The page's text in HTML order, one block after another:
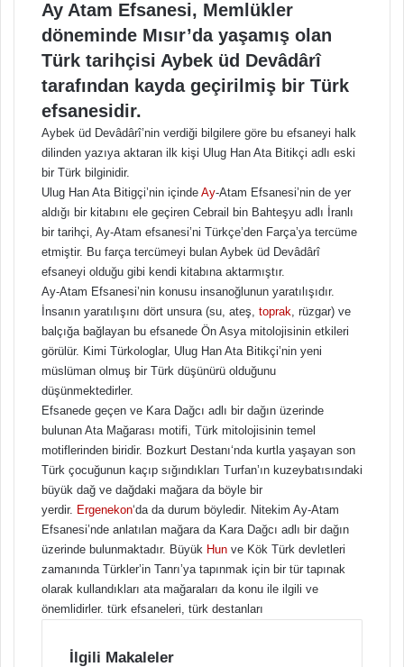
Ay Atam Efsanesi, Memlükler
döneminde Mısır’da yaşamış olan
Türk tarihçisi Aybek üd Devâdârî
tarafından kayda geçirilmiş bir Türk
efsanesidir.
Aybek üd Devâdârî’nin verdiği bilgilere göre bu efsaneyi halk
dilinden yazıya aktaran ilk kişi Ulug Han Ata Bitikçi adlı eski
bir Türk bilginidir.
Ulug Han Ata Bitigçi’nin içinde Ay-Atam Efsanesi’nin de yer
aldığı bir kitabını ele geçiren Cebrail bin Bahteşyu adlı İranlı
bir tarihçi, Ay-Atam efsanesi’ni Türkçe’den Farça’ya tercüme
etmiştir. Bu farça tercümeyi bulan Aybek üd Devâdârî
efsaneyi olduğu gibi kendi kitabına aktarmıştır.
Ay-Atam Efsanesi’nin konusu insanoğlunun yaratılışıdır.
İnsanın yaratılışını dört unsura (su, ateş, toprak, rüzgar) ve
balçığa bağlayan bu efsanede Ön Asya mitolojisinin etkileri
görülür. Kimi Türkologlar, Ulug Han Ata Bitikçi’nin yeni
müslüman olmuş bir Türk düşünürü olduğunu
düşünmektedirler.
Efsanede geçen ve Kara Dağcı adlı bir dağın üzerinde
bulunan Ata Mağarası motifi, Türk mitolojisinin temel
motiflerinden biridir. Bozkurt Destanı‘nda kurtla yaşayan son
Türk çocuğunun kaçıp sığındıkları Turfan’ın kuzeybatısındaki
büyük dağ ve dağdaki mağara da böyle bir
yerdir. Ergenekon‘da da durum böyledir. Nitekim Ay-Atam
Efsanesi’nde anlatılan mağara da Kara Dağcı adlı bir dağın
üzerinde bulunmaktadır. Büyük Hun ve Kök Türk devletleri
zamanında Türkler’in Tanrı’ya tapınmak için bir tür tapınak
olarak kullandıkları ata mağaraları da konu ile ilgili ve
önemlidirler. türk efsaneleri, türk destanları
İlgili Makaleler